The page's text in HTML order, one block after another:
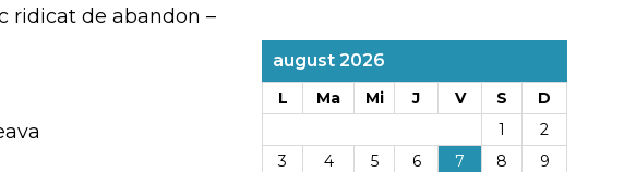
ridicat de abandon –
august 2026
L Ma Mi J V S
D
1
2
3
4 5 6 7 8
9